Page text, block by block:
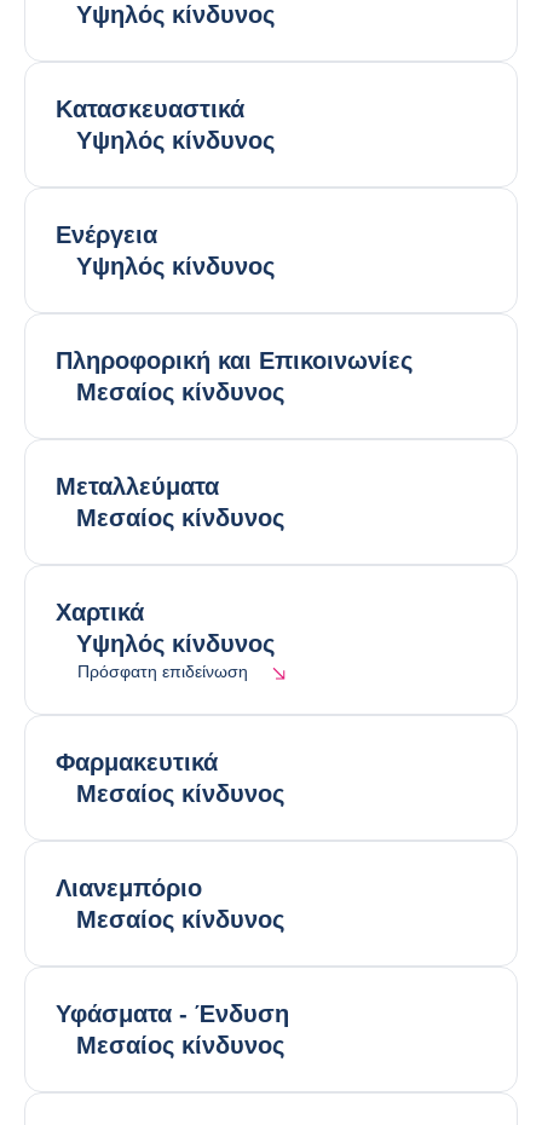
Υψηλός κίνδυνος
Κατασκευαστικά
Υψηλός κίνδυνος
Ενέργεια
Υψηλός κίνδυνος
Πληροφορική και Επικοινωνίες
Μεσαίος κίνδυνος
Μεταλλεύματα
Μεσαίος κίνδυνος
Χαρτικά
Υψηλός κίνδυνος
Πρόσφατη επιδείνωση
Φαρμακευτικά
Μεσαίος κίνδυνος
Λιανεμπόριο
Μεσαίος κίνδυνος
Υφάσματα - Ένδυση
Μεσαίος κίνδυνος